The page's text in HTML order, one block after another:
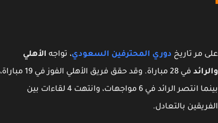
مر تاريخدوري المحترفين السعودي، تواجهالأهلي
في 28 مباراة. وقد حقق فريق الأهلي الفوز في 19 مباراة،
بينما انتصر الرائد في 6 مواجهات، وانتهت 4 لقاءات بين
بالتعادل.